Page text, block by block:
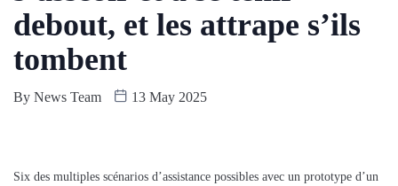
debout, et les attrape s’ils
tombent
By News Team 13 May 2025
Six des multiples scénarios d’assistance possibles avec un prototype d’un